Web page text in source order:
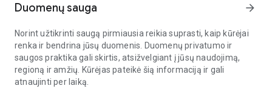
• Kambario temperatūros , darbo režimų ir laiko programos
• Karšto vandens veikimas
• Energijos stebėjimas su vertėmis
• Ventiliatoriaus lygio rodymas
• Įrenginio būsenos rodymas
• Orų ir lauko temperatūros rodymas
Duomenų sauga arrow_forward
Norint užtikrinti saugą pirmiausia reikia suprasti, kaip kūrėjai
renka ir bendrina jūsų duomenis. Duomenų privatumo ir
saugos praktika gali skirtis, atsižvelgiant į jūsų naudojimą,
regioną ir amžių. Kūrėjas pateikė šią informaciją ir gali
atnaujinti per laiką.